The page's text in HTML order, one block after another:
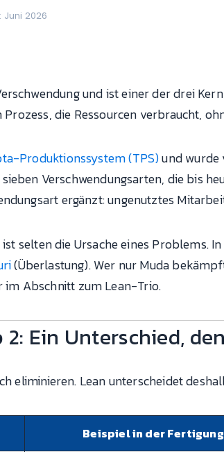
Juni 2026
und ist einer der drei
die Ressourcen verbraucht,
Produktionssystem (TPS)und wurde
Verschwendungsarten, die bis
ergänzt: ungenutztes
selten die Ursache eines Problems.
(Überlastung). Wer nur Muda
Abschnitt zum Lean-Trio.
2: Ein Unterschied,
eliminieren. Lean unterscheidet
Beispiel in der Fertigung